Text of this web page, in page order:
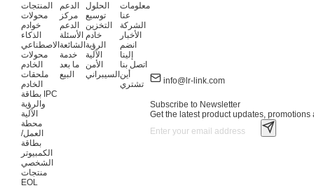
المنتجات
محولات
خوادم
الذكاء
الاصطناعي
محولات
الخادم
ملحقات
الخادم
بطاقة IPC
والرؤية
الآلية
محطة
العمل/
بطاقة
الكمبيوتر
الشخصي
منتجات
EOL
الدعم
مركز
الدعم
الأسئلة
الشائعة
خدمة
ما بعد
البيع
الحلول
توسيع
التخزين
خادم
الرؤية
الآلية
الأمن
السيبراني
معلومات
عنا
الشركة
الأخبار
انضم
إلينا
اتصل بنا
أين
تشتري
info@lr-link.com
Subscribe to Newsletter
Get the latest product updates, promotions